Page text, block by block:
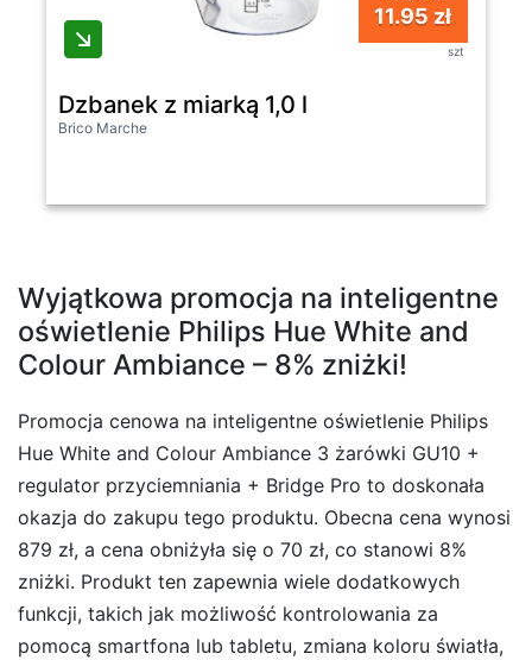
11.95 zł
szt
Dzbanek z miarką 1,0 l
Brico Marche
Wyjątkowa promocja na inteligentne
oświetlenie Philips Hue White and
Colour Ambiance – 8% zniżki!
Promocja cenowa na inteligentne oświetlenie Philips
Hue White and Colour Ambiance 3 żarówki GU10 +
regulator przyciemniania + Bridge Pro to doskonała
okazja do zakupu tego produktu. Obecna cena wynosi
879 zł, a cena obniżyła się o 70 zł, co stanowi 8%
zniżki. Produkt ten zapewnia wiele dodatkowych
funkcji, takich jak możliwość kontrolowania za
pomocą smartfona lub tabletu, zmiana koloru światła,